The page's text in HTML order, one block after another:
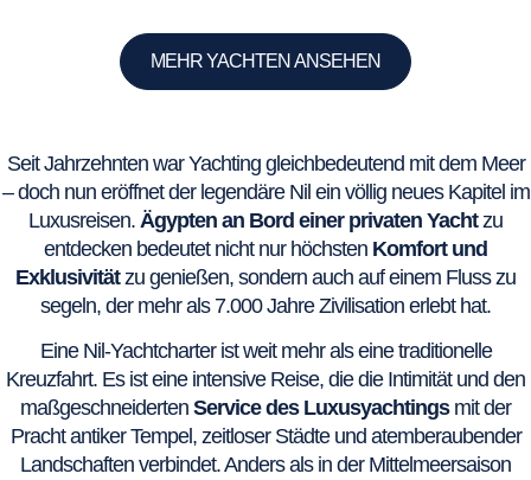
MEHR YACHTEN ANSEHEN
Seit Jahrzehnten war Yachting gleichbedeutend mit dem Meer
– doch nun eröffnet der legendäre Nil ein völlig neues Kapitel im
Luxusreisen. Ägypten an Bord einer privaten Yachtzu
entdecken bedeutet nicht nur höchsten Komfort und
Exklusivitätzu genießen, sondern auch auf einem Fluss zu
segeln, der mehr als 7.000 Jahre Zivilisation erlebt hat.
Eine Nil-Yachtcharter ist weit mehr als eine traditionelle
Kreuzfahrt. Es ist eine intensive Reise, die die Intimität und den
maßgeschneiderten Service des Luxusyachtingsmit der
Pracht antiker Tempel, zeitloser Städte und atemberaubender
Landschaften verbindet. Anders als in der Mittelmeersaison